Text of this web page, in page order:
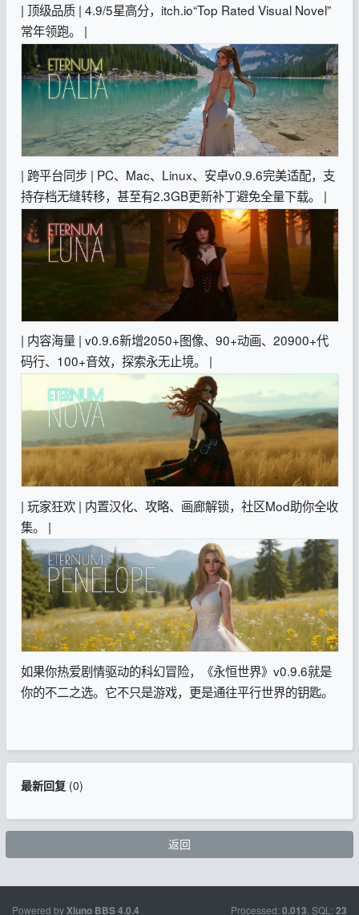
| 顶级品质 | 4.9/5星高分，itch.io“Top Rated Visual Novel”
常年领跑。 |
| 跨平台同步 | PC、Mac、Linux、安卓v0.9.6完美适配，支
持存档无缝转移，甚至有2.3GB更新补丁避免全量下载。 |
| 内容海量 | v0.9.6新增2050+图像、90+动画、20900+代
码行、100+音效，探索永无止境。 |
| 玩家狂欢 | 内置汉化、攻略、画廊解锁，社区Mod助你全收
集。 |
如果你热爱剧情驱动的科幻冒险，《永恒世界》v0.9.6就是
你的不二之选。它不只是游戏，更是通往平行世界的钥匙。
最新回复(0)
返回
Powered byXiuno BBS4.0.4 Processed: 0.013 , SQL: 23